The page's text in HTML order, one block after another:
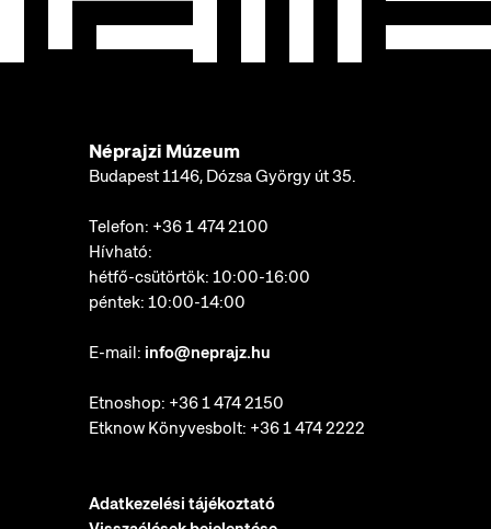
Néprajzi Múzeum
Budapest 1146, Dózsa György út 35.
Telefon: +36 1 474 2100
Hívható:
hétfő-csütörtök: 10:00-16:00
péntek: 10:00-14:00
E-mail: info@neprajz.hu
Etnoshop: +36 1 474 2150
Etknow Könyvesbolt: +36 1 474 2222
Adatkezelési tájékoztató